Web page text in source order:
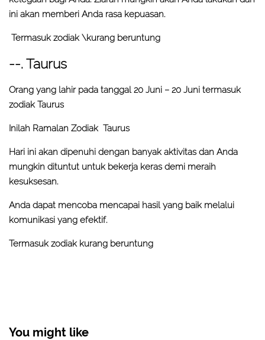
ini akan memberi Anda rasa kepuasan.
Termasuk zodiak \kurang beruntung
--. Taurus
Orang yang lahir pada tanggal 20 Juni – 20 Juni termasuk
zodiak Taurus
Inilah Ramalan Zodiak Taurus
Hari ini akan dipenuhi dengan banyak aktivitas dan Anda
mungkin dituntut untuk bekerja keras demi meraih
kesuksesan.
Anda dapat mencoba mencapai hasil yang baik melalui
komunikasi yang efektif.
Termasuk zodiak kurang beruntung
You might like